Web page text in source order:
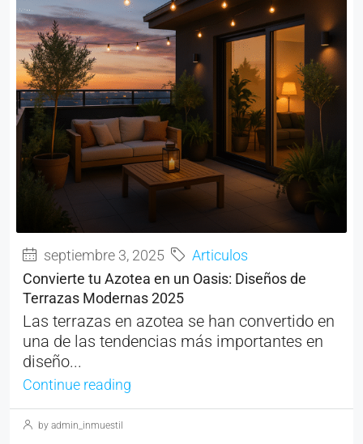
septiembre 3, 2025 Articulos
Convierte tu Azotea en un Oasis: Diseños de
Terrazas Modernas 2025
Las terrazas en azotea se han convertido en
una de las tendencias más importantes en
diseño...
Continue reading
by admin_inmuestil